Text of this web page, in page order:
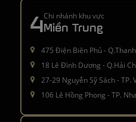
4Chi nhánh khu vực
Miền Trung
475 Điện Biên Phủ -
18 Lê Đình Dương - Q.Hải
27-29 Nguyễn Sỹ Sách - TP.
106 Lê Hồng Phong - TP.